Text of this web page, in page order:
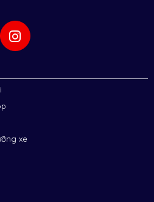
xe